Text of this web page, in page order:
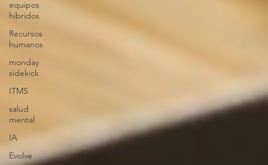
equipos
hibridos
Recursos
humanos
monday
sidekick
ITMS
salud
mental
IA
Evolve